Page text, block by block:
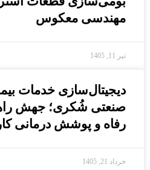
مهندسی معکوس
تیر 11, 1405
دیجیتال‌سازی خدمات
صنعتی شُکری؛ جهش
رفاه و پوشش درمانی
خرداد 21, 1405